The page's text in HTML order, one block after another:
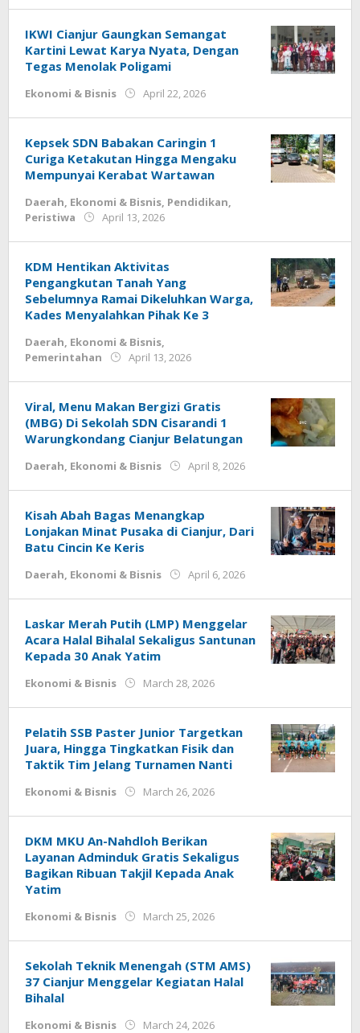
Lesmana
IKWI Cianjur Gaungkan Semangat
Kartini Lewat Karya Nyata, Dengan
Tegas Menolak Poligami
Ekonomi & Bisnis April 22, 2026
Lesmana
Kepsek SDN Babakan Caringin 1
Curiga Ketakutan Hingga Mengaku
Mempunyai Kerabat Wartawan
Daerah, Ekonomi & Bisnis, Pendidikan,
Peristiwa
April 13, 2026
Lesmana
KDM Hentikan Aktivitas
Pengangkutan Tanah Yang
Sebelumnya Ramai Dikeluhkan Warga,
Kades Menyalahkan Pihak Ke 3
Daerah, Ekonomi & Bisnis,
Pemerintahan
April 13, 2026
Lesmana
Viral, Menu Makan Bergizi Gratis
(MBG) Di Sekolah SDN Cisarandi 1
Warungkondang Cianjur Belatungan
Daerah, Ekonomi & Bisnis April 8, 2026
Lesmana
Kisah Abah Bagas Menangkap
Lonjakan Minat Pusaka di Cianjur, Dari
Batu Cincin Ke Keris
Daerah, Ekonomi & Bisnis April 6, 2026
Lesmana
Laskar Merah Putih (LMP) Menggelar
Acara Halal Bihalal Sekaligus Santunan
Kepada 30 Anak Yatim
Ekonomi & Bisnis March 28, 2026
Lesmana
Pelatih SSB Paster Junior Targetkan
Juara, Hingga Tingkatkan Fisik dan
Taktik Tim Jelang Turnamen Nanti
Ekonomi & Bisnis March 26, 2026
Lesmana
DKM MKU An-Nahdloh Berikan
Layanan Adminduk Gratis Sekaligus
Bagikan Ribuan Takjil Kepada Anak
Yatim
Ekonomi & Bisnis March 25, 2026
Lesmana
Sekolah Teknik Menengah (STM AMS)
37 Cianjur Menggelar Kegiatan Halal
Bihalal
Ekonomi & Bisnis March 24, 2026